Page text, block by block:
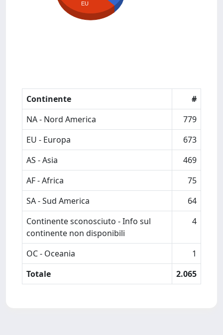
EU
Continente
#
NA - Nord America
779
EU - Europa
673
AS - Asia
469
AF - Africa
75
SA - Sud America
64
Continente sconosciuto - Info sul
continente non disponibili
4
OC - Oceania
1
Totale
2.065